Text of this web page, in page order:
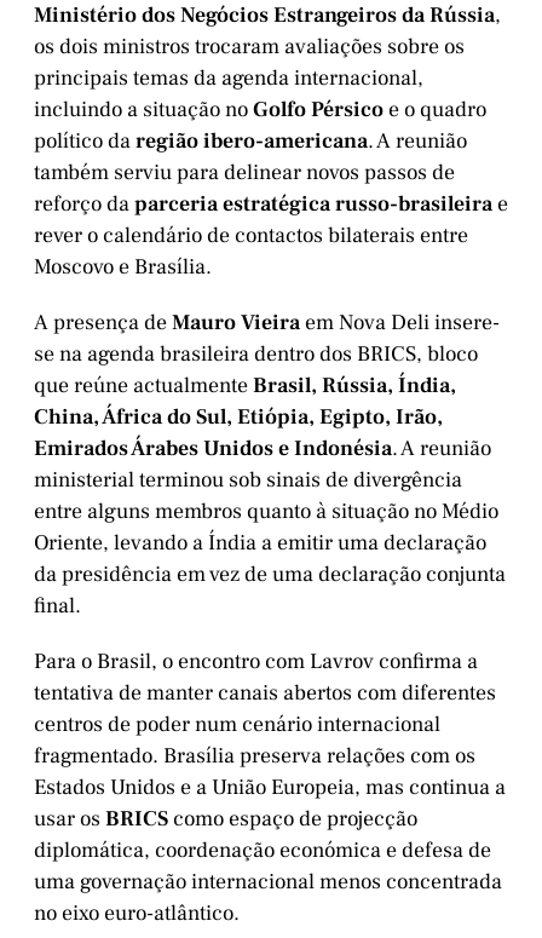
Ministério dos Negócios Estrangeiros da Rússia,
os dois ministros trocaram avaliações sobre os
principais temas da agenda internacional,
incluindo a situação noGolfo Pérsico e o quadro
político daregião ibero-americana. A reunião
também serviu para delinear novos passos de
reforço daparceria estratégica russo-brasileira e
rever o calendário de contactos bilaterais entre
Moscovo e Brasília.
A presença deMauro Vieira em Nova Deli insere-
se na agenda brasileira dentro dos BRICS, bloco
que reúne actualmenteBrasil, Rússia, Índia,
China, África do Sul, Etiópia, Egipto, Irão,
Emirados Árabes Unidos e Indonésia. A reunião
ministerial terminou sob sinais de divergência
entre alguns membros quanto à situação no Médio
Oriente, levando a Índia a emitir uma declaração
da presidência em vez de uma declaração conjunta
final.
Para o Brasil, o encontro com Lavrov confirma a
tentativa de manter canais abertos com diferentes
centros de poder num cenário internacional
fragmentado. Brasília preserva relações com os
Estados Unidos e a União Europeia, mas continua a
usar os BRICS como espaço de projecção
diplomática, coordenação económica e defesa de
uma governação internacional menos concentrada
no eixo euro-atlântico.